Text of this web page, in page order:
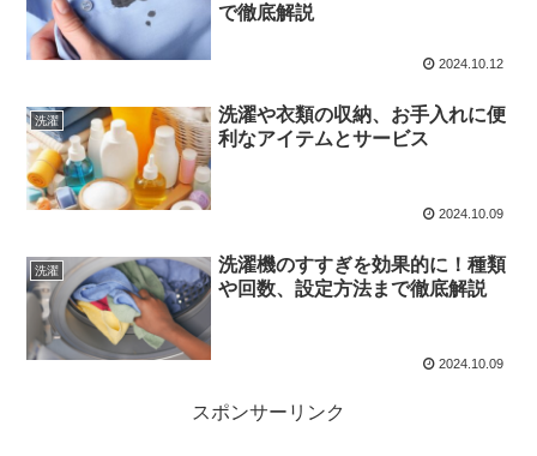
で徹底解説
2024.10.12
洗濯
洗濯や衣類の収納、お手入れに便
利なアイテムとサービス
2024.10.09
洗濯
洗濯機のすすぎを効果的に！種類
や回数、設定方法まで徹底解説
2024.10.09
スポンサーリンク